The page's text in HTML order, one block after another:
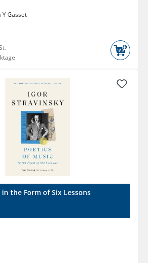
Y Gasset
the Form of Six Lessons